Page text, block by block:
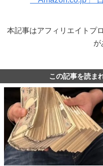
本記事はアフィリエイトプ
が
この記事を読ま